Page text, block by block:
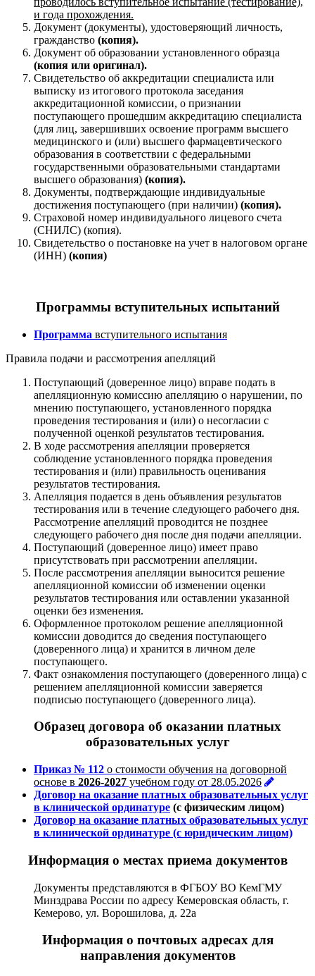
и года прохождения.
Документ (документы), удостоверяющий личность,
гражданство (копия).
Документ об образовании установленного образца
(копия или оригинал).
Свидетельство об аккредитации специалиста или
выписку из итогового протокола заседания
аккредитационной комиссии, о признании
поступающего прошедшим аккредитацию специалиста
(для лиц, завершивших освоение программ высшего
медицинского и (или) высшего фармацевтического
образования в соответствии с федеральными
государственными образовательными стандартами
высшего образования) (копия).
Документы, подтверждающие индивидуальные
достижения поступающего (при наличии) (копия).
Страховой номер индивидуального лицевого счета
(СНИЛС) (копия).
Свидетельство о постановке на учет в налоговом органе
(ИНН) (копия)
Программы вступительных испытаний
Программа вступительного испытания
Правила подачи и рассмотрения апелляций
Поступающий (доверенное лицо) вправе подать в
апелляционную комиссию апелляцию о нарушении, по
мнению поступающего, установленного порядка
проведения тестирования и (или) о несогласии с
полученной оценкой результатов тестирования.
В ходе рассмотрения апелляции проверяется
соблюдение установленного порядка проведения
тестирования и (или) правильность оценивания
результатов тестирования.
Апелляция подается в день объявления результатов
тестирования или в течение следующего рабочего дня.
Рассмотрение апелляций проводится не позднее
следующего рабочего дня после дня подачи апелляции.
Поступающий (доверенное лицо) имеет право
присутствовать при рассмотрении апелляции.
После рассмотрения апелляции выносится решение
апелляционной комиссии об изменении оценки
результатов тестирования или оставлении указанной
оценки без изменения.
Оформленное протоколом решение апелляционной
комиссии доводится до сведения поступающего
(доверенного лица) и хранится в личном деле
поступающего.
Факт ознакомления поступающего (доверенного лица) с
решением апелляционной комиссии заверяется
подписью поступающего (доверенного лица).
Образец договора об оказании платных
образовательных услуг
Приказ № 112 о стоимости обучения на договорной
основе в 2026-2027 учебном году от 28.05.2026
Договор на оказание платных образовательных услуг
в клинической ординатуре (с физическим лицом)
Договор на оказание платных образовательных услуг
в клинической ординатуре (с юридическим лицом)
Информация о местах приема документов
Документы представляются в ФГБОУ ВО КемГМУ
Минздрава России по адресу Кемеровская область, г.
Кемерово, ул. Ворошилова, д. 22а
Информация о почтовых адресах для
направления документов